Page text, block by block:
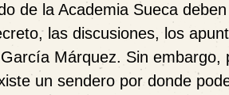
de la Academia Sueca
las discusiones, los
Márquez. Sin embargo,
un sendero por donde